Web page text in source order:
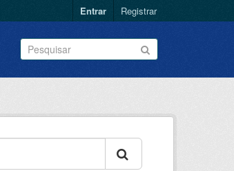
Entrar Registrar